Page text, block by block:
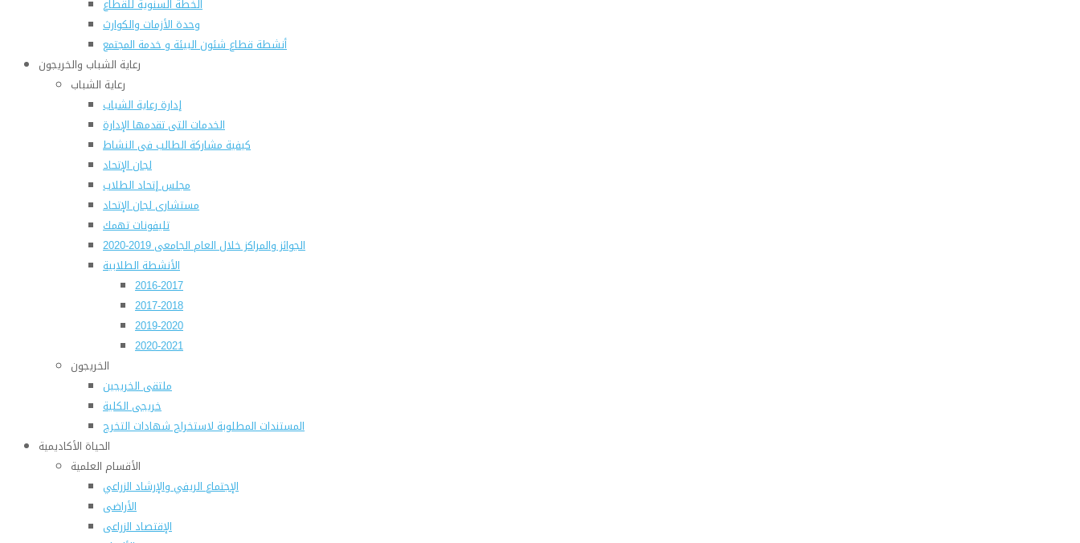
الخطة السنوية للقطاع
وحدة الأزمات والكوارث
أنشطة قطاع شئون البيئة و خدمة المجتمع
رعاية الشباب والخريجون
رعاية الشباب
إدارة رعاية الشباب
الخدمات التى تقدمها الإدارة
كيفية مشاركة الطالب فى النشاط
لجان الإتحاد
مجلس إتحاد الطلاب
مستشارى لجان الإتحاد
تليفونات تهمك
الجوائز والمراكز خلال العام الجامعى 2019-2020
الأنشطة الطلابية
2016-2017
2017-2018
2019-2020
2020-2021
الخريجون
ملتقى الخريجين
خريجى الكلية
المستندات المطلوبة لاستخراج شهادات التخرج
الحياة الأكاديمية
الأقسام العلمية
الإجتماع الريفي والإرشاد الزراعي
الأراضى
الإقتصاد الزراعى